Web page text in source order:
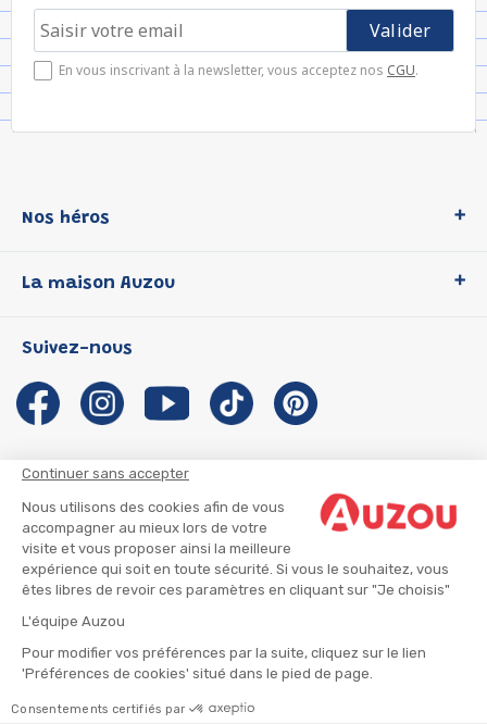
Continuer sans accepter
Nous utilisons des cookies afin de vous
accompagner au mieux lors de votre
visite et vous proposer ainsi la meilleure
expérience qui soit en toute sécurité. Si vous le souhaitez, vous
êtes libres de revoir ces paramètres en cliquant sur "Je choisis"
L'équipe Auzou
Pour modifier vos préférences par la suite, cliquez sur le lien
'Préférences de cookies' situé dans le pied de page.
Consentements certifiés par
En vous inscrivant à la newsletter, vous acceptez nos CGU.
Nos héros
P'tit Loup
Les Influenceuses
Migali
Petite Taupe
La maison Auzou
Notre histoire
Auzou s'engage
Auteurs et illustrateurs Auzou
Suivre mon colis
Infos consommateur
Suivez-nous
CGU
CGV
Mentions légales
© 2026 - AUZOU |